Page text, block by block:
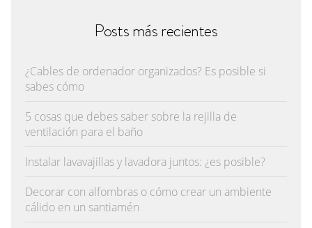
Posts más recientes
¿Cables de ordenador organizados? Es posible si
sabes cómo
5 cosas que debes saber sobre la rejilla de
ventilación para el baño
Instalar lavavajillas y lavadora juntos: ¿es posible?
Decorar con alfombras o cómo crear un ambiente
cálido en un santiamén